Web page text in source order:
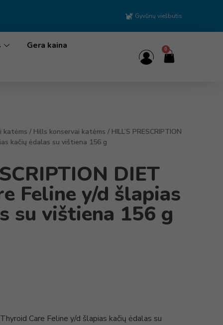
Gyvūnų viešbutis
Gera kaina 0
katėms / Hills konservai katėms / HILL’S PRESCRIPTION
kačių ėdalas su vištiena 156 g
DIET
Feline y/d šlapias
su vištiena 156 g
Care Feline y/d šlapias kačių ėdalas su